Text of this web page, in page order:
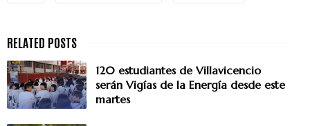
120 estudiantes de Villavicencio
serán Vigías de la Energía desde este
martes